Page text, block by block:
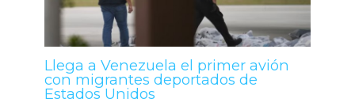
Llega a Venezuela el primer avión
con migrantes deportados de
Estados Unidos